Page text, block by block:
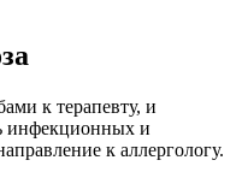
к терапевту, и
инфекционных и
к аллергологу.